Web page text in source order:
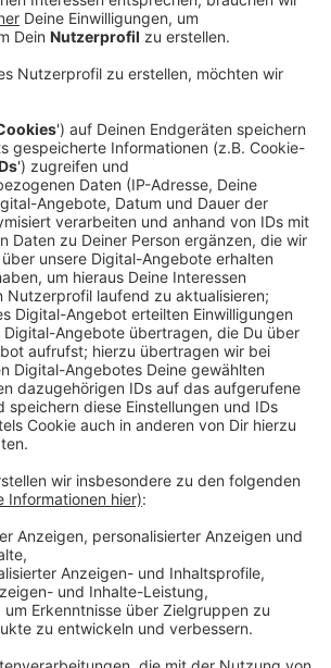
Städte und Gemeinden auch,
der vorhandenen Sirenen ausreicht
gut zu hören ist. Vor allem in
sind noch weitere Sirenenstandorte
zwei weitere hinzu, die das
ergänzen sollen. In Nottuln und den
heute sechs Sirenen, aktuell baut die
weiteren Standort im Gewerbegebiet
Auch die Gemeinde Rosendahl hat
Standort aufgebaut, im
Darfeld, in der Bauernschaft
Nordkirchen prüft gerade
Bereich neue Standorte